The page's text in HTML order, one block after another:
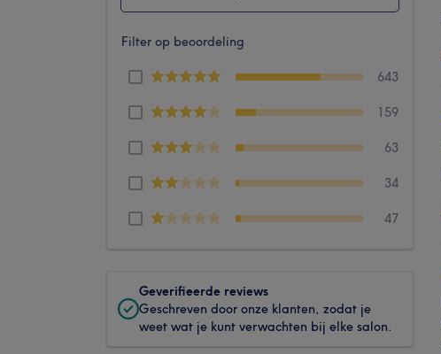
Filter op beoordeling
643
159
63
34
47
Geverifieerde reviews
Geschreven door onze klanten, zodat je
weet wat je kunt verwachten bij elke salon.